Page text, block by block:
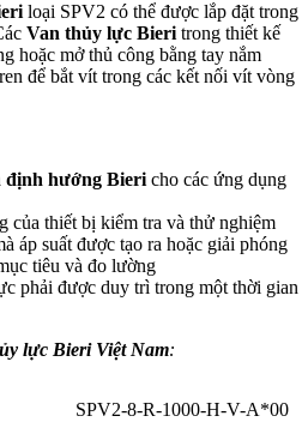
loại SPV2 có thể được lắp đặt trong
Van thủy lực Bieri trong thiết kế
hoặc mở thủ công bằng tay nắm
để bắt vít trong các kết nối vít vòng
định hướng Bieri cho các ứng dụng
của thiết bị kiểm tra và thử nghiệm
áp suất được tạo ra hoặc giải phóng
tiêu và đo lường
phải được duy trì trong một thời gian
lực Bieri Việt Nam:
SPV2-8-R-1000-H-V-A*00